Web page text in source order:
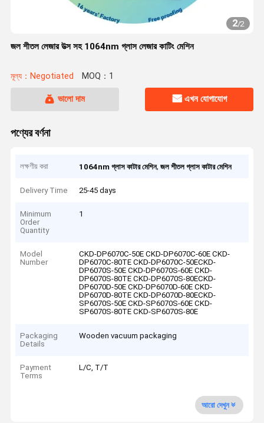
2/2
জল শীতল লেজার উত্স সহ 1064nm গ্লাস লেজার কাটিং মেশিন
মূল্য：Negotiated MOQ：1
ভালো দাম এখন যোগাযোগ
পণ্যের বর্ণনা
লক্ষণীয় করা 1064nm গ্লাস কাটার মেশিন,জল শীতল গ্লাস কাটার মেশিন
Delivery Time 25-45 days
Minimum
Order
Quantity
1
Model
Number
CKD-DP6070C-50E CKD-DP6070C-60E CKD-
DP6070C-80TE CKD-DP6070C-50ECKD-
DP6070S-50E CKD-DP6070S-60E CKD-
DP6070S-80TE CKD-DP6070S-80ECKD-
DP6070D-50E CKD-DP6070D-60E CKD-
DP6070D-80TE CKD-DP6070D-80ECKD-
SP6070S-50E CKD-SP6070S-60E CKD-
SP6070S-80TE CKD-SP6070S-80E
Packaging
Details
Wooden vacuum packaging
Payment
Terms
L/C, T/T
আরো দেখুন